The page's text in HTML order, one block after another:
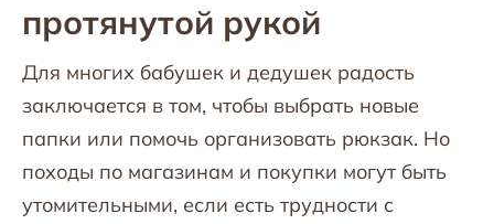
протянутой рукой
Для многих бабушек и дедушек радость
заключается в том, чтобы выбрать новые
папки или помочь организовать рюкзак. Но
походы по магазинам и покупки могут быть
утомительными, если есть трудности с